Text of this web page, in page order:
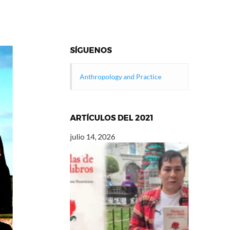
SÍGUENOS
Anthropology and Practice
ARTÍCULOS DEL 2021
julio 14, 2026